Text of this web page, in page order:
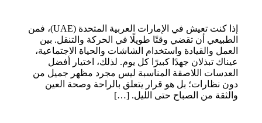
إذا كنت تعيش في الإمارات العربية المتحدة (UAE)، فمن
الطبيعي أن تقضي وقتًا طويلًا في الحركة والتنقل. بين
العمل والقيادة واستخدام الشاشات والحياة الاجتماعية،
عيناك تبذلان جهدًا كبيرًا كل يوم. لذلك، اختيار أفضل
العدسات اللاصقة المناسبة ليس مجرد مظهر جميل من
دون نظارات؛ بل هو قرار يتعلق بالراحة وصحة العين
والثقة من الصباح حتى الليل. […]